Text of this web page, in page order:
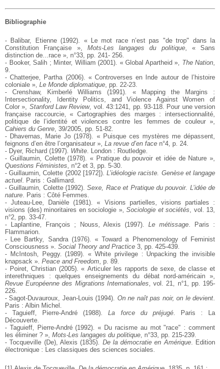
Bibliographie
- Balibar, Etienne (1992). « Le mot race n’est pas "de trop" dans la
Constitution Française », Mots-Les langages du politique, « Sans
distinction de...race », n°33, pp. 241- 256.
- Booker, Salih ; Minter, William (2001). « Global Apartheid », The Nation,
9.
- Chatterjee, Partha (2006). « Controverses en Inde autour de l’histoire
coloniale », Le Monde diplomatique, pp. 22-23.
- Crenshaw, Kimberlé Williams (1991). « Mapping the Margins :
Intersectionality, Identity Politics, and Violence Against Women of
Color », Stanford Law Review, vol. 43:1241, pp. 93-118. Pour une version
française raccourcie, « Cartographies des marges : intersectionnalité,
politique de l’identité et violences contre les femmes de couleur »,
Cahiers du Genre, 39/2005, pp. 51-82.
- Dhavernas, Marie Jo (1978). « Puisque ces mystères me dépassent,
feignons d’en être l’organisateur », La revue d’en face n°4, p. 24.
- Dyer, Richard (1997). White. London : Routledge.
- Guillaumin, Colette (1978). « Pratique du pouvoir et idée de Nature »,
Questions Féministes, n°2 et 3, pp. 5-30.
- Guillaumin, Colette (2002 [1972]).L’idéologie raciste. Genèse et langage
actuel. Paris : Gallimard.
- Guillaumin, Colette (1992).Sexe, Race et Pratique du pouvoir. L’idée de
nature. Paris : Côté Femmes.
- Juteau-Lee, Danièle (1981). « Visions partielles, visions partiales :
visions (des) minoritaires en sociologie », Sociologie et sociétés, vol. 13,
n°2, pp. 33-47.
- Laplantine, François ; Nouss, Alexis (1997).Le métissage. Paris :
Flammarion.
- Lee Bartky, Sandra (1976). « Toward a Phenomenology of Feminist
Consciousness ». Social Theory and Practice 3, pp. 425-439.
- McIntosh, Peggy. (1989). « White privilege : Unpacking the invisible
knapsack ». Peace and Freedom, p. 89.
- Poiret, Christian (2005). « Articuler les rapports de sexe, de classe et
interethniques : quelques enseignements du débat nord-américain »,
Revue Européenne des Migrations Internationales, vol. 21, n°1, pp. 195-
226.
- Sagot-Duvauroux, Jean-Louis (1994). On ne naît pas noir, on le devient.
Paris : Albin Michel.
- Taguieff, Pierre-André (1988).La force du préjugé. Paris : La
Découverte.
- Taguieff, Pierre-André (1992). « Du racisme au mot "race" : comment
les éliminer ? », Mots-Les langages du politique, n°33, pp. 215-239.
- Tocqueville (De), Alexis (1835). De la démocratie en Amérique. Edition
électronique : Les classiques des sciences sociales.